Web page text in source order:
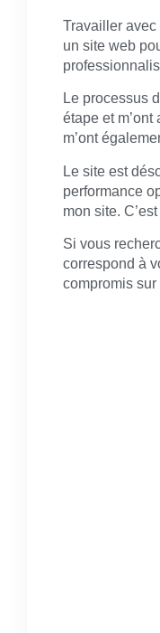
Travailler avec
un site web
Le processus
étape et
m’ont
Le site est
performance
mon site.
Si vous
correspond à
compromis